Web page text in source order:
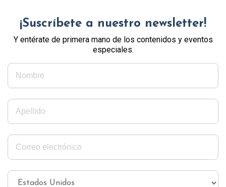
¡Suscríbete a nuestro newsletter!
Y entérate de primera mano de los contenidos y eventos
especiales.